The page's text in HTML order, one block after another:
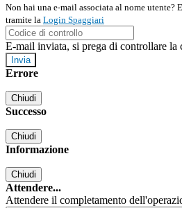
Non hai una e-mail associata al nome utente?
tramite la Login Spaggiari
E-mail inviata, si prega di controllare la
Errore
Chiudi
Successo
Chiudi
Informazione
Chiudi
Attendere...
Attendere il completamento